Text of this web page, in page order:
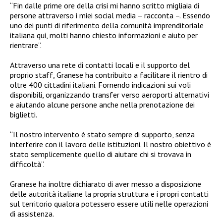
“Fin dalle prime ore della crisi mi hanno scritto migliaia di
persone attraverso i miei social media – racconta –. Essendo
uno dei punti di riferimento della comunità imprenditoriale
italiana qui, molti hanno chiesto informazioni e aiuto per
rientrare”.
Attraverso una rete di contatti locali e il supporto del
proprio staff, Granese ha contribuito a facilitare il rientro di
oltre 400 cittadini italiani. Fornendo indicazioni sui voli
disponibili, organizzando transfer verso aeroporti alternativi
e aiutando alcune persone anche nella prenotazione dei
biglietti.
“Il nostro intervento è stato sempre di supporto, senza
interferire con il lavoro delle istituzioni. Il nostro obiettivo è
stato semplicemente quello di aiutare chi si trovava in
difficoltà”.
Granese ha inoltre dichiarato di aver messo a disposizione
delle autorità italiane la propria struttura e i propri contatti
sul territorio qualora potessero essere utili nelle operazioni
di assistenza.